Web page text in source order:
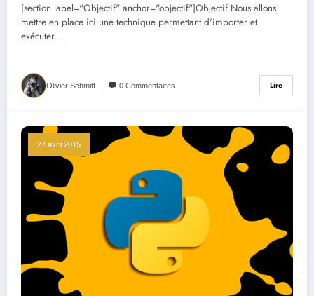
[section label="Objectif" anchor="objectif"]Objectif Nous allons
mettre en place ici une technique permettant d'importer et
exécuter…
Olivier Schmitt 0 Commentaires Lire
27 avril 2015